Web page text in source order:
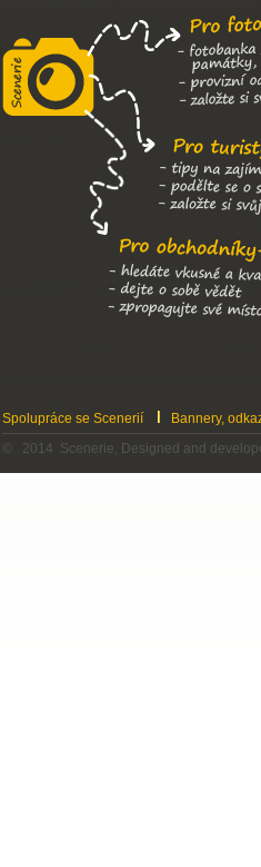
Spolupráce se Scenerií Bannery,
© 2014 Scenerie, Designed and